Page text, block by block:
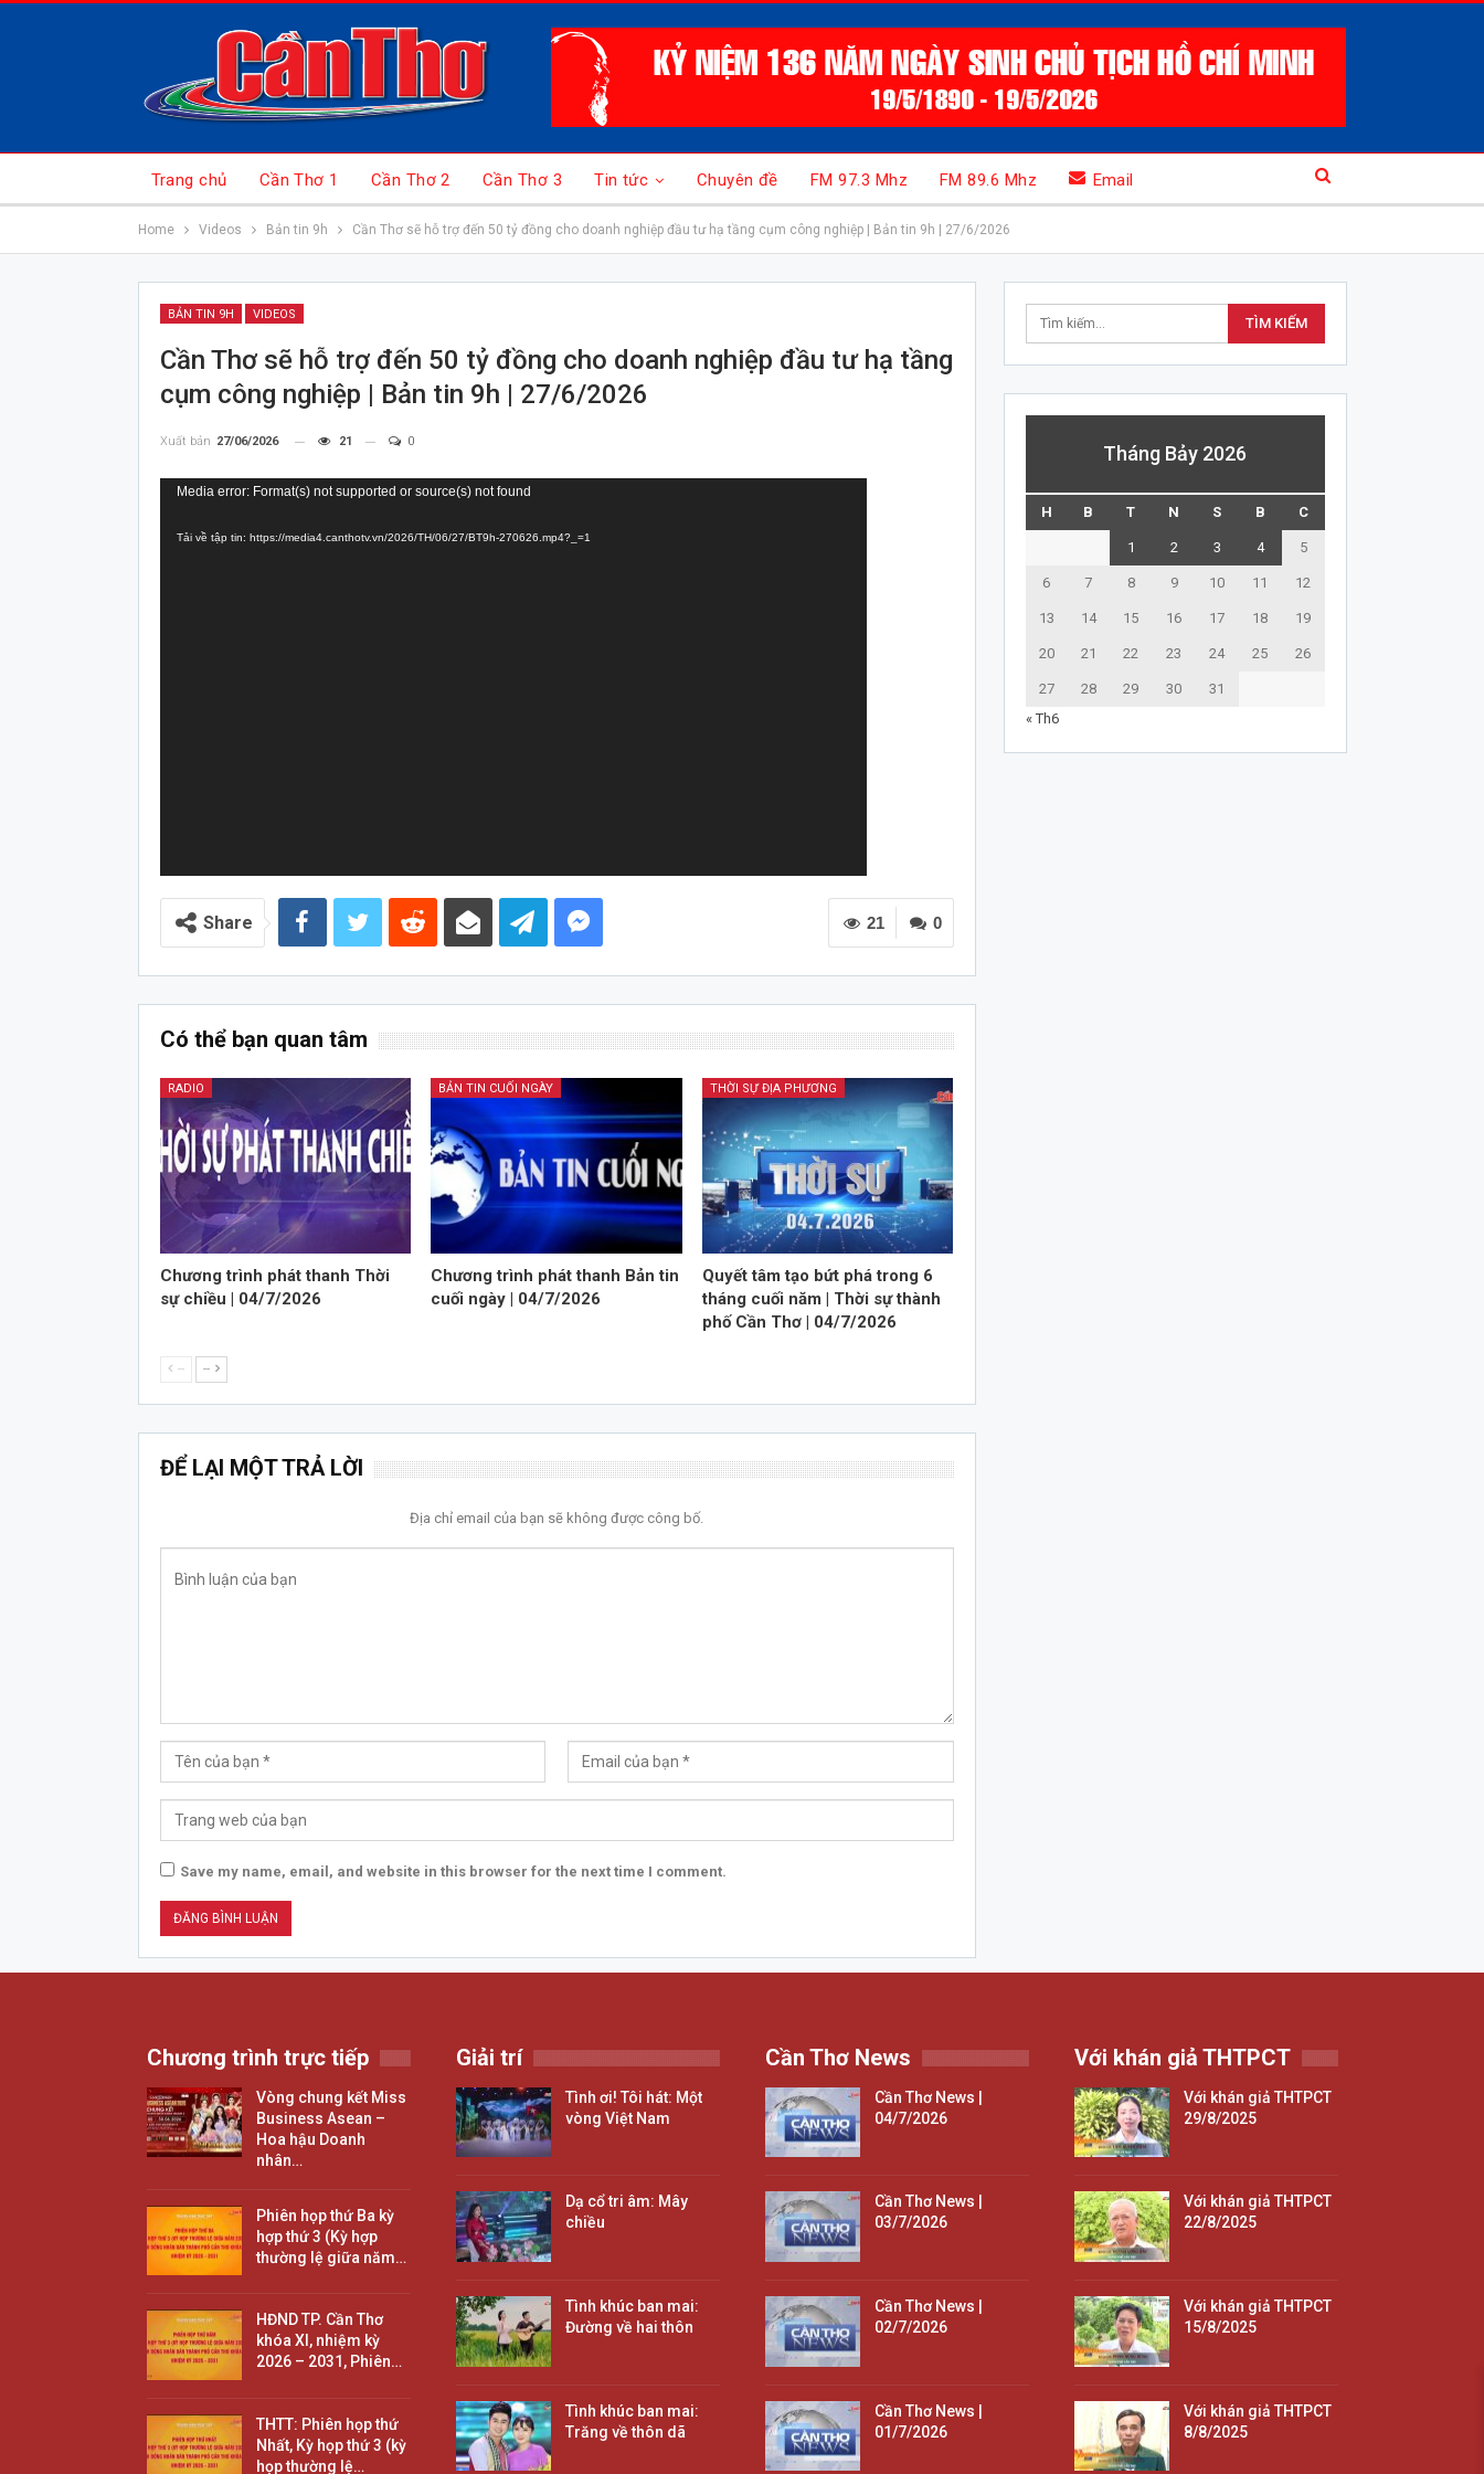
Trang chủ Cần Thơ 1 Cần Thơ 2 Cần Thơ 3 Tin tức Chuyên đề FM 97.3 Mhz FM 89.6 Mhz Email
Home Videos Bản tin 9h Cần Thơ sẽ hỗ trợ đến 50 tỷ đồng cho doanh nghiệp đầu tư hạ tầng cụm công nghiệp | Bản tin 9h | 27/6/2026
BẢN TIN 9H VIDEOS
Cần Thơ sẽ hỗ trợ đến 50 tỷ đồng cho doanh nghiệp đầu tư hạ tầng
cụm công nghiệp | Bản tin 9h | 27/6/2026
Xuất bản 27/06/2026 21 0
Trình
Video
Media error: Format(s) not supported or source(s) not found
Tải về tập tin: https://media4.canthotv.vn/2026/TH/06/27/BT9h-270626.mp4?_=1
0
21
Share
Có thể bạn quan tâm
RADIO
Chương trình phát thanh Thời
sự chiều | 04/7/2026
BẢN TIN CUỐI NGÀY
Chương trình phát thanh Bản tin
cuối ngày | 04/7/2026
THỜI SỰ ĐỊA PHƯƠNG
Quyết tâm tạo bứt phá trong 6
tháng cuối năm | Thời sự thành
phố Cần Thơ | 04/7/2026
-- --
ĐỂ LẠI MỘT TRẢ LỜI
Địa chỉ email của bạn sẽ không được công bố.
Save my name, email, and website in this browser for the next time I comment.
Tháng Bảy 2026
H B T N S B C
1 2 3 4 5
6 7 8 9 10 11 12
13 14 15 16 17 18 19
20 21 22 23 24 25 26
27 28 29 30
31
« Th6
Chương trình trực tiếp
Vòng chung kết Miss
Business Asean –
Hoa hậu Doanh
nhân…
Phiên họp thứ Ba kỳ
hợp thứ 3 (Kỳ hợp
thường lệ giữa năm…
HĐND TP. Cần Thơ
khóa XI, nhiệm kỳ
2026 – 2031, Phiên…
THTT: Phiên họp thứ
Nhất, Kỳ họp thứ 3 (kỳ
họp thường lệ…
Giải trí
Tình ơi! Tôi hát: Một
vòng Việt Nam
Dạ cổ tri âm: Mây
chiều
Tình khúc ban mai:
Đường về hai thôn
Tình khúc ban mai:
Trăng về thôn dã
Cần Thơ News
Cần Thơ News |
04/7/2026
Cần Thơ News |
03/7/2026
Cần Thơ News |
02/7/2026
Cần Thơ News |
01/7/2026
Với khán giả THTPCT
Với khán giả THTPCT
29/8/2025
Với khán giả THTPCT
22/8/2025
Với khán giả THTPCT
15/8/2025
Với khán giả THTPCT
8/8/2025